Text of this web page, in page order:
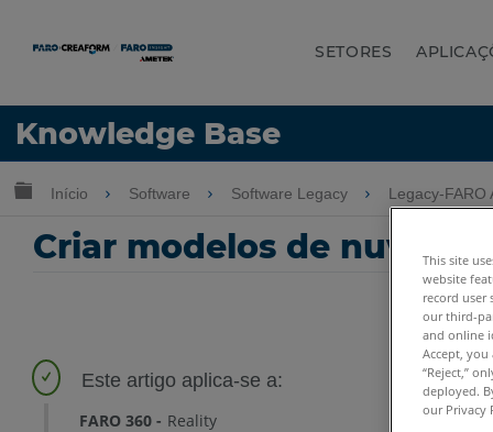
SETORES
Knowledge Base
Idioma
Expandir/recolher hierarquia global
Início Software Software Legacy Legacy-FARO
Criar modelos de nuvem
FARO 360 Reality
This site
website
record user
our third-
and online
Accept,
“Reject,”
deployed.
our Privacy